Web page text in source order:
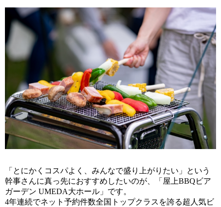
「とにかくコスパよく、みんなで盛り上がりたい」という
幹事さんに真っ先におすすめしたいのが、「屋上BBQビア
ガーデン UMEDA大ホール」です。
4年連続でネット予約件数全国トップクラスを誇る超人気ビ